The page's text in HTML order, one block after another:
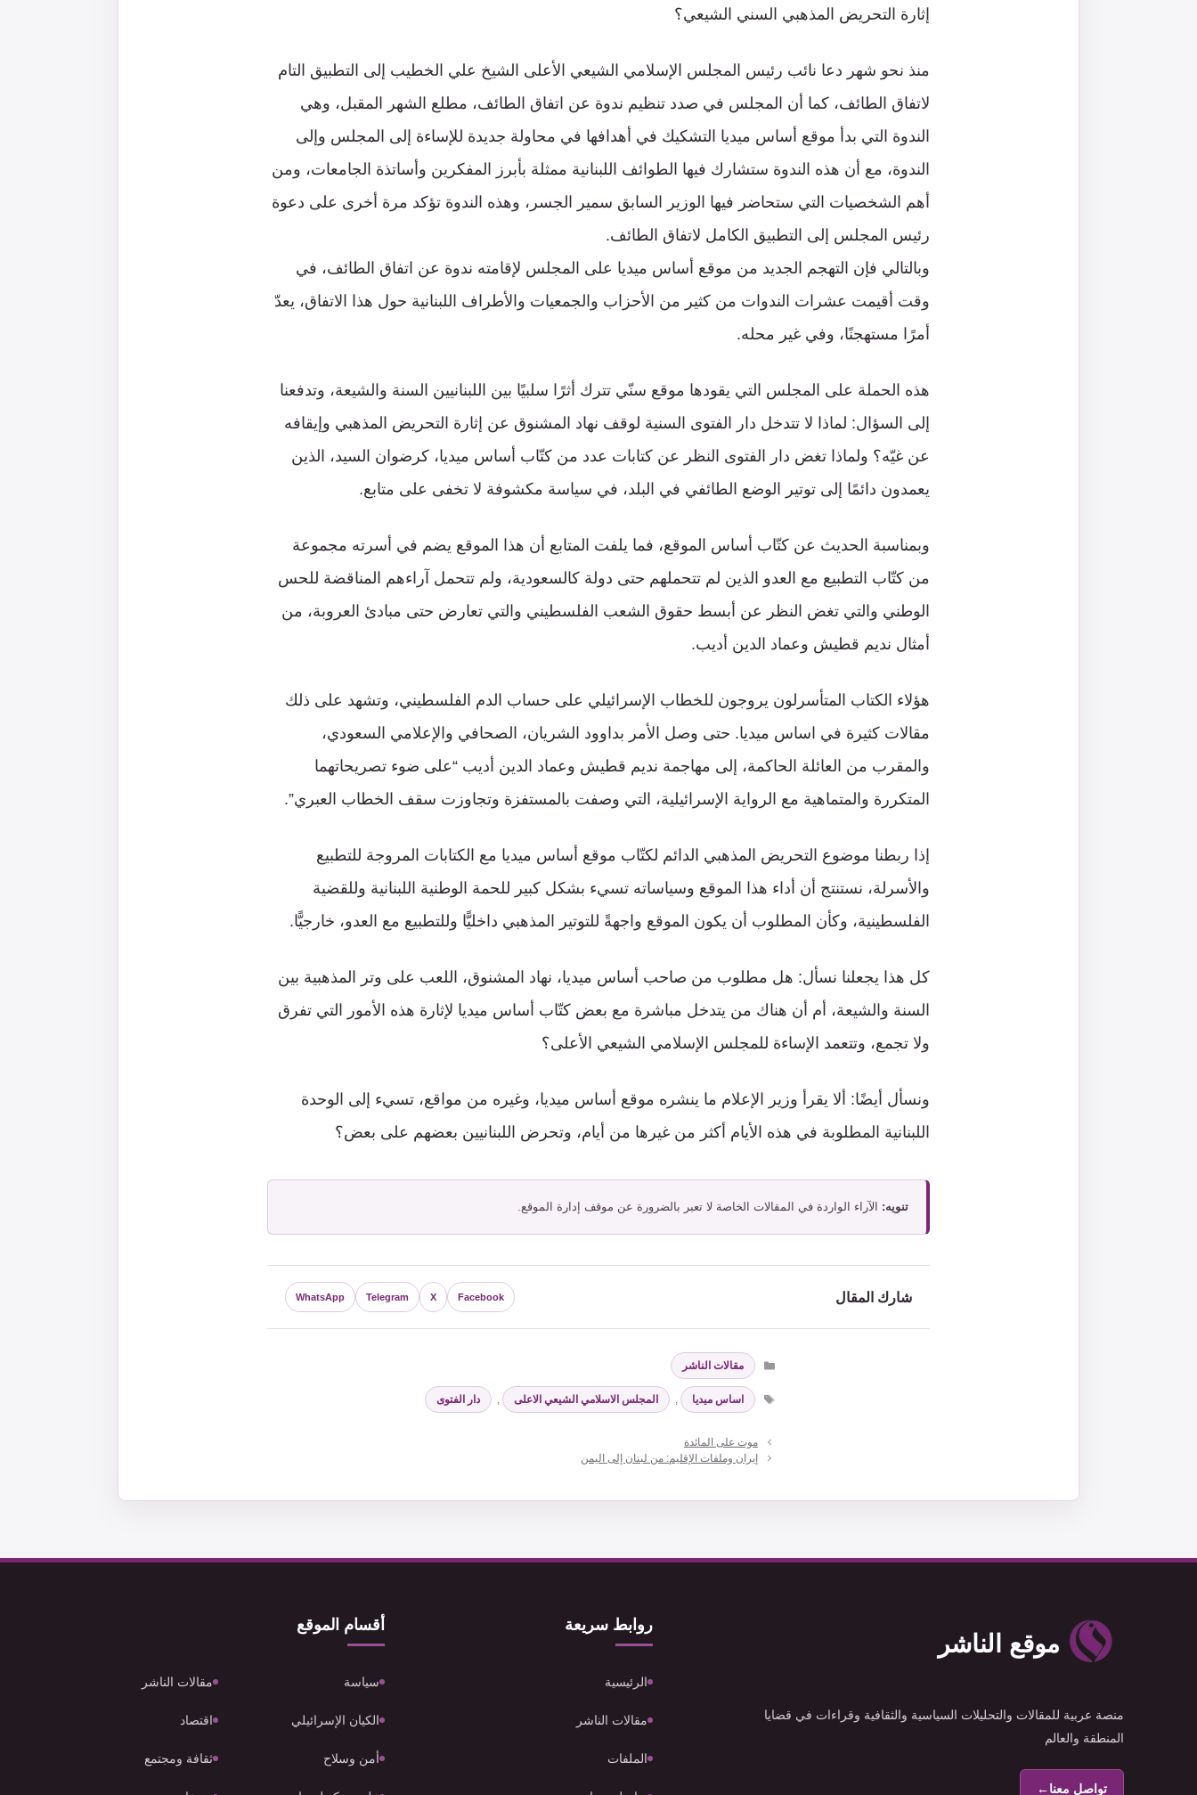
إثارة التحريض المذهبي السني الشيعي؟
منذ نحو شهر دعا نائب رئيس المجلس الإسلامي الشيعي الأعلى الشيخ علي الخطيب إلى التطبيق التام
لاتفاق الطائف، كما أن المجلس في صدد تنظيم ندوة عن اتفاق الطائف، مطلع الشهر المقبل، وهي
الندوة التي بدأ موقع أساس ميديا التشكيك في أهدافها في محاولة جديدة للإساءة إلى المجلس وإلى
الندوة، مع أن هذه الندوة ستشارك فيها الطوائف اللبنانية ممثلة بأبرز المفكرين وأساتذة الجامعات، ومن
أهم الشخصيات التي ستحاضر فيها الوزير السابق سمير الجسر، وهذه الندوة تؤكد مرة أخرى على دعوة
رئيس المجلس إلى التطبيق الكامل لاتفاق الطائف.
وبالتالي فإن التهجم الجديد من موقع أساس ميديا على المجلس لإقامته ندوة عن اتفاق الطائف، في
وقت أقيمت عشرات الندوات من كثير من الأحزاب والجمعيات والأطراف اللبنانية حول هذا الاتفاق، يعدّ
أمرًا مستهجنًا، وفي غير محله.
هذه الحملة على المجلس التي يقودها موقع سنّي تترك أثرًا سلبيًا بين اللبنانيين السنة والشيعة، وتدفعنا
إلى السؤال: لماذا لا تتدخل دار الفتوى السنية لوقف نهاد المشنوق عن إثارة التحريض المذهبي وإيقافه
عن غيّه؟ ولماذا تغض دار الفتوى النظر عن كتابات عدد من كتّاب أساس ميديا، كرضوان السيد، الذين
يعمدون دائمًا إلى توتير الوضع الطائفي في البلد، في سياسة مكشوفة لا تخفى على متابع.
وبمناسبة الحديث عن كتّاب أساس الموقع، فما يلفت المتابع أن هذا الموقع يضم في أسرته مجموعة
من كتّاب التطبيع مع العدو الذين لم تتحملهم حتى دولة كالسعودية، ولم تتحمل آراءهم المناقضة للحس
الوطني والتي تغض النظر عن أبسط حقوق الشعب الفلسطيني والتي تعارض حتى مبادئ العروبة، من
أمثال نديم قطيش وعماد الدين أديب.
هؤلاء الكتاب المتأسرلون يروجون للخطاب الإسرائيلي على حساب الدم الفلسطيني، وتشهد على ذلك
مقالات كثيرة في اساس ميديا. حتى وصل الأمر بداوود الشريان، الصحافي والإعلامي السعودي،
والمقرب من العائلة الحاكمة، إلى مهاجمة نديم قطيش وعماد الدين أديب “على ضوء تصريحاتهما
المتكررة والمتماهية مع الرواية الإسرائيلية، التي وصفت بالمستفزة وتجاوزت سقف الخطاب العبري”.
إذا ربطنا موضوع التحريض المذهبي الدائم لكتّاب موقع أساس ميديا مع الكتابات المروجة للتطبيع
والأسرلة، نستنتج أن أداء هذا الموقع وسياساته تسيء بشكل كبير للحمة الوطنية اللبنانية وللقضية
الفلسطينية، وكأن المطلوب أن يكون الموقع واجهةً للتوتير المذهبي داخليًّا وللتطبيع مع العدو، خارجيًّا.
كل هذا يجعلنا نسأل: هل مطلوب من صاحب أساس ميديا، نهاد المشنوق، اللعب على وتر المذهبية بين
السنة والشيعة، أم أن هناك من يتدخل مباشرة مع بعض كتّاب أساس ميديا لإثارة هذه الأمور التي تفرق
ولا تجمع، وتتعمد الإساءة للمجلس الإسلامي الشيعي الأعلى؟
ونسأل أيضًا: ألا يقرأ وزير الإعلام ما ينشره موقع أساس ميديا، وغيره من مواقع، تسيء إلى الوحدة
اللبنانية المطلوبة في هذه الأيام أكثر من غيرها من أيام، وتحرض اللبنانيين بعضهم على بعض؟
تنويه: الآراء الواردة في المقالات الخاصة لا تعبر بالضرورة عن موقف إدارة الموقع.
شارك المقال Facebook
X
Telegram
WhatsApp
التصنيفات
مقالات الناشر
الوسوم
اساس ميديا , المجلس الاسلامي الشيعي الاعلى , دار الفتوى
موت على المائدة
إيران وملفات الإقليم: من لبنان إلى اليمن
موقع الناشر
منصة عربية للمقالات والتحليلات السياسية والثقافية وقراءات في قضايا
المنطقة والعالم
تواصل معنا←
روابط سريعة
الرئيسية
مقالات الناشر
الملفات
أقسام الموقع
سياسة مقالات الناشر
الكيان الإسرائيلي اقتصاد
أمن وسلاح ثقافة ومجتمع